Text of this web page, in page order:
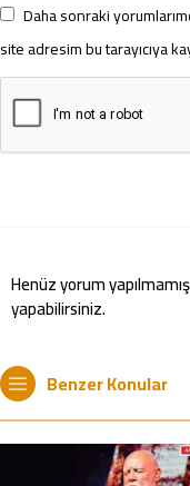
Daha sonraki
site adresim bu tarayıcıya
Henüz yorum
yapabilirsiniz.
Benzer Konular